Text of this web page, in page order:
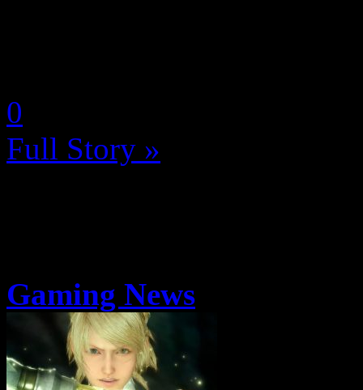
0
Full Story »
Gaming News